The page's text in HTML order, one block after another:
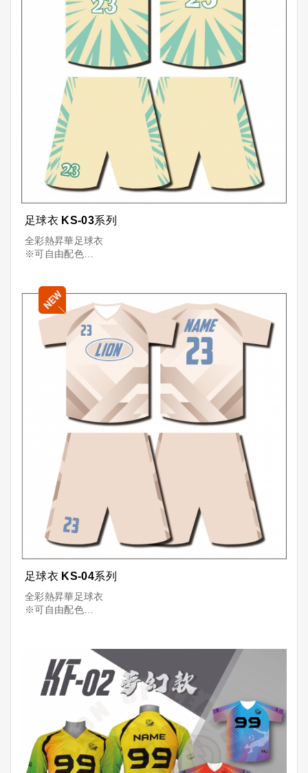
足球衣 KS-03系列
全彩熱昇華足球衣
※可自由配色
台灣製造，品質保證
少量可訂，量多更優惠
足球衣 KS-04系列
全彩熱昇華足球衣
※可自由配色
台灣製造，品質保證
少量可訂，量多更優惠